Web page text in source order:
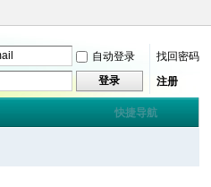
自动登录
找回密码
登录 注册
快捷导航